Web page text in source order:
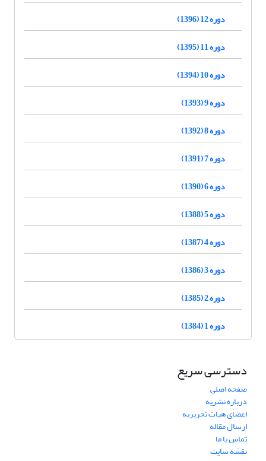
دوره 12 (1396)
دوره 11 (1395)
دوره 10 (1394)
دوره 9 (1393)
دوره 8 (1392)
دوره 7 (1391)
دوره 6 (1390)
دوره 5 (1388)
دوره 4 (1387)
دوره 3 (1386)
دوره 2 (1385)
دوره 1 (1384)
دسترسی سریع
صفحه اصلی
درباره نشریه
اعضای هیات تحریریه
ارسال مقاله
تماس با ما
نقشه سایت